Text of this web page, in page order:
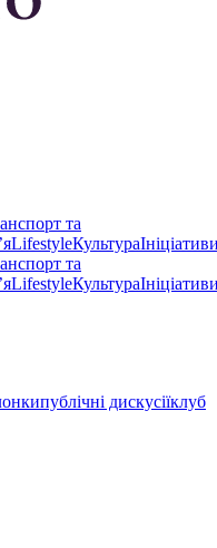
та
LifestyleКультура
та
LifestyleКультура
публічні дискусіїклуб